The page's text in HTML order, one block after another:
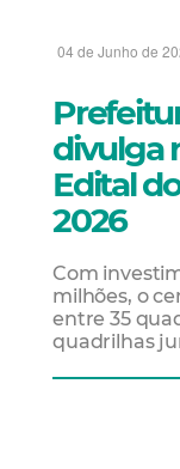
04 de Junho de
divulga
Edital
2026
Com
milhões, o
entre 35
quadrilhas